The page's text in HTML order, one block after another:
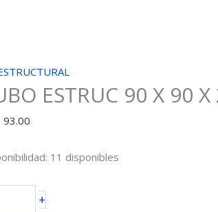
ESTRUC 90 X 90
93.00
11 disponibles
+